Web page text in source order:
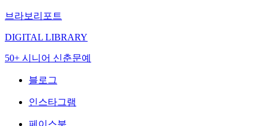
브라보리포트
DIGITAL LIBRARY
50+ 시니어 신춘문예
블로그
인스타그램